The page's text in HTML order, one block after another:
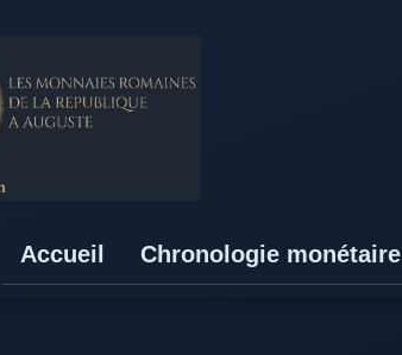
Accueil Chronologie monétaire